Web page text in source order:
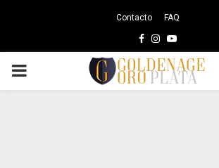
Contacto FAQ
Facebook
Instagram
Youtube
PRIMARY